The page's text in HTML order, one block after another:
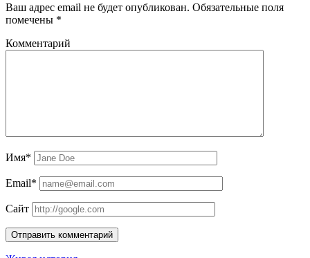
Ваш адрес email не будет опубликован. Обязательные поля
помечены *
Комментарий
Имя*
Email*
Сайт